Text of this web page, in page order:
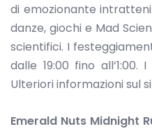
di emozionante
danze, giochi e Mad
scientifici. I
dalle 19:00 fino
Ulteriori informazioni sul
Emerald Nuts Midnight